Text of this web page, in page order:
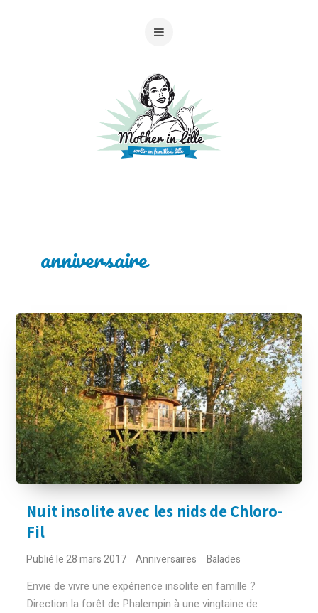
anniversaire
Nuit insolite avec les nids de Chloro-
Fil
Publié le 28 mars 2017 Anniversaires Balades
Envie de vivre une expérience insolite en famille ?
Direction la forêt de Phalempin à une vingtaine de